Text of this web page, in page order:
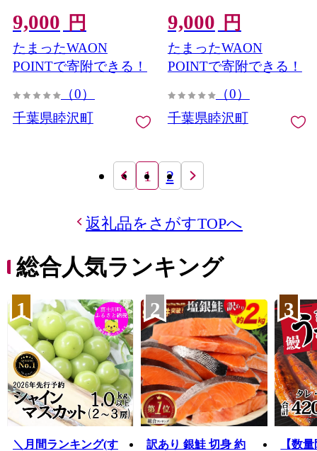
9,000 円
たまったWAON
POINTで寄附できる！
（0）
千葉県睦沢町
9,000 円
たまったWAON
POINTで寄附できる！
（0）
千葉県睦沢町
1 2
返礼品をさがすTOPへ
総合人気ランキング
1
＼月間ランキング(す
2
訳あり 銀鮭 切身 約
3
【数